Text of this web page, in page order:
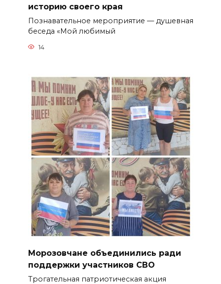
историю своего края
Познавательное мероприятие — душевная
беседа «Мой любимый
14
Морозовчане объединились ради
поддержки участников СВО
Трогательная патриотическая акция